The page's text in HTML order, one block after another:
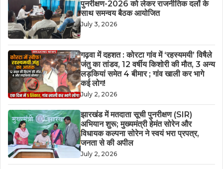
पुनरीक्षण-2026 को लेकर राजनीतिक दलों के
साथ समन्वय बैठक आयोजित
July 3, 2026
गढ़वा में दहशत : कोरटा गांव में ‘रहस्यमयी’ विषैले
जंतु का तांडव, 12 वर्षीय किशोरी की मौत, 3 अन्य
लड़कियां समेत 4 बीमार ; गांव खाली कर भागे
कई लोग!
July 2, 2026
झारखंड में मतदाता सूची पुनरीक्षण (SIR)
अभियान शुरू; मुख्यमंत्री हेमंत सोरेन और
विधायक कल्पना सोरेन ने स्वयं भरा प्रपत्र,
जनता से की अपील
July 2, 2026